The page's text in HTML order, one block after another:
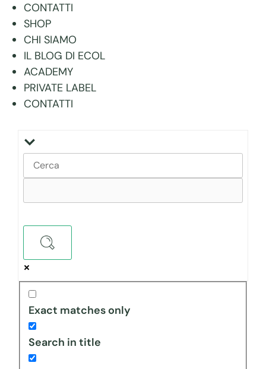
CONTATTI
SHOP
CHI SIAMO
IL BLOG DI ECOL
ACADEMY
PRIVATE LABEL
CONTATTI
Exact matches only
Search in title